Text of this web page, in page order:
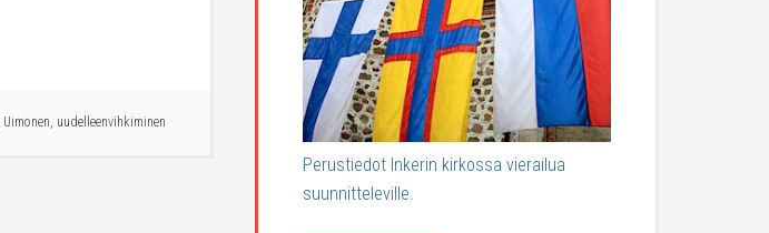
Uimonen, uudelleenvihkiminen
Perustiedot Inkerin kirkossa vierailua
suunnitteleville.